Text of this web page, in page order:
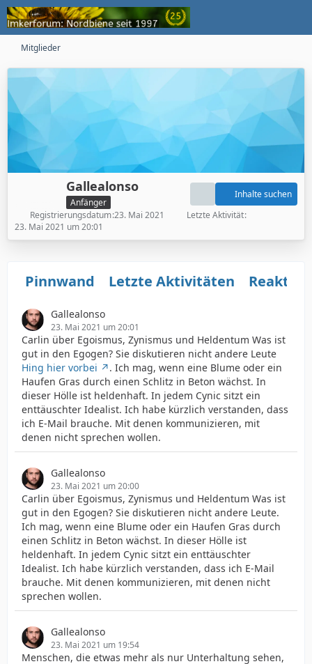
Mitglieder
Gallealonso
Anfänger
Inhalte suchen
Registrierungsdatum 23. Mai 2021
Letzte Aktivität
23. Mai 2021 um 20:01
Pinnwand Letzte Aktivitäten
Gallealonso
23. Mai 2021 um 20:01
Carlin über Egoismus, Zynismus und Heldentum Was ist
gut in den Egogen? Sie diskutieren nicht andere Leute
Hing hier vorbei
. Ich mag, wenn eine Blume oder ein
Haufen Gras durch einen Schlitz in Beton wächst. In
dieser Hölle ist heldenhaft. In jedem Cynic sitzt ein
enttäuschter Idealist. Ich habe kürzlich verstanden, dass
ich E-Mail brauche. Mit denen kommunizieren, mit
denen nicht sprechen wollen.
Gallealonso
23. Mai 2021 um 20:00
Carlin über Egoismus, Zynismus und Heldentum Was ist
gut in den Egogen? Sie diskutieren nicht andere Leute.
Ich mag, wenn eine Blume oder ein Haufen Gras durch
einen Schlitz in Beton wächst. In dieser Hölle ist
heldenhaft. In jedem Cynic sitzt ein enttäuschter
Idealist. Ich habe kürzlich verstanden, dass ich E-Mail
brauche. Mit denen kommunizieren, mit denen nicht
sprechen wollen.
Gallealonso
23. Mai 2021 um 19:54
Menschen, die etwas mehr als nur Unterhaltung sehen,